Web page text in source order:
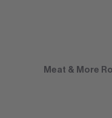
Meat & More